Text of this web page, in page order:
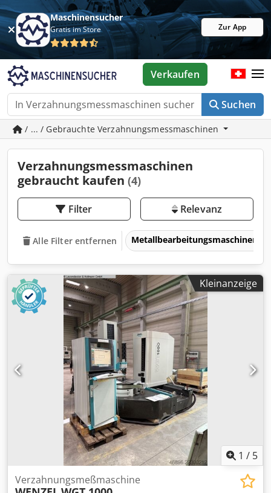
Maschinensucher
Gratis im Store Zur App
Suchen
Verkaufen
/ ... / Gebrauchte Verzahnungsmessmaschinen
Verzahnungsmessmaschinen
gebraucht kaufen (4)
Filter Relevanz
Alle Filter entfernen Metallbearbeitungsmaschinen
Kleinanzeige
1 / 5
Verzahnungsmeßmaschine